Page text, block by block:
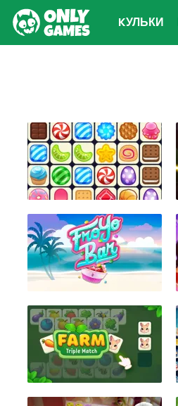
KУЛЬКИ